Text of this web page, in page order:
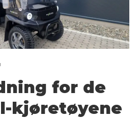
for de
kjøretøyene